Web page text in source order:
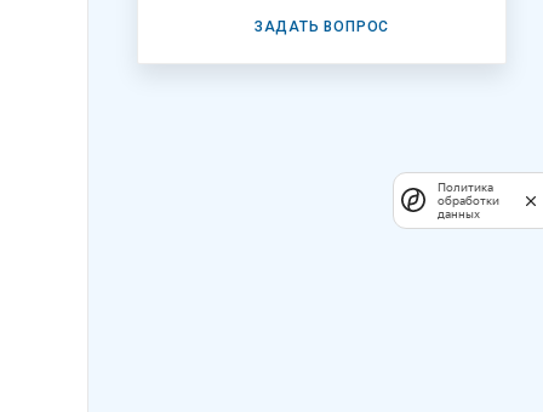
ЗАДАТЬ ВОПРОС
Политика
обработки
данных